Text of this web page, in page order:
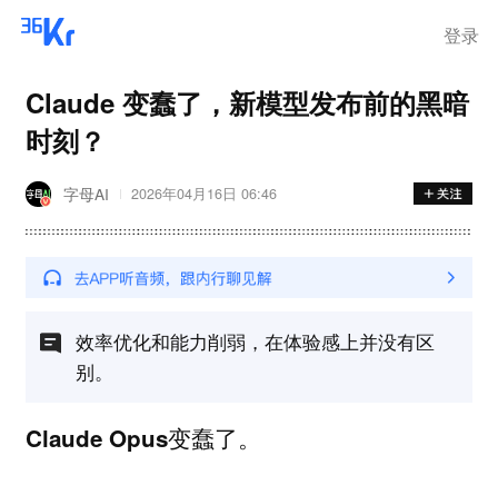
登录
Claude 变蠢了，新模型发布前的黑暗
时刻？
字母AI 2026年04月16日 06:46
效率优化和能力削弱，在体验感上并没有区
别。
Claude Opus变蠢了。